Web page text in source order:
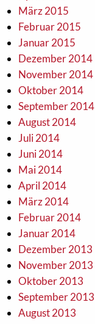
März 2015
Februar 2015
Januar 2015
Dezember 2014
November 2014
Oktober 2014
September 2014
August 2014
Juli 2014
Juni 2014
Mai 2014
April 2014
März 2014
Februar 2014
Januar 2014
Dezember 2013
November 2013
Oktober 2013
September 2013
August 2013